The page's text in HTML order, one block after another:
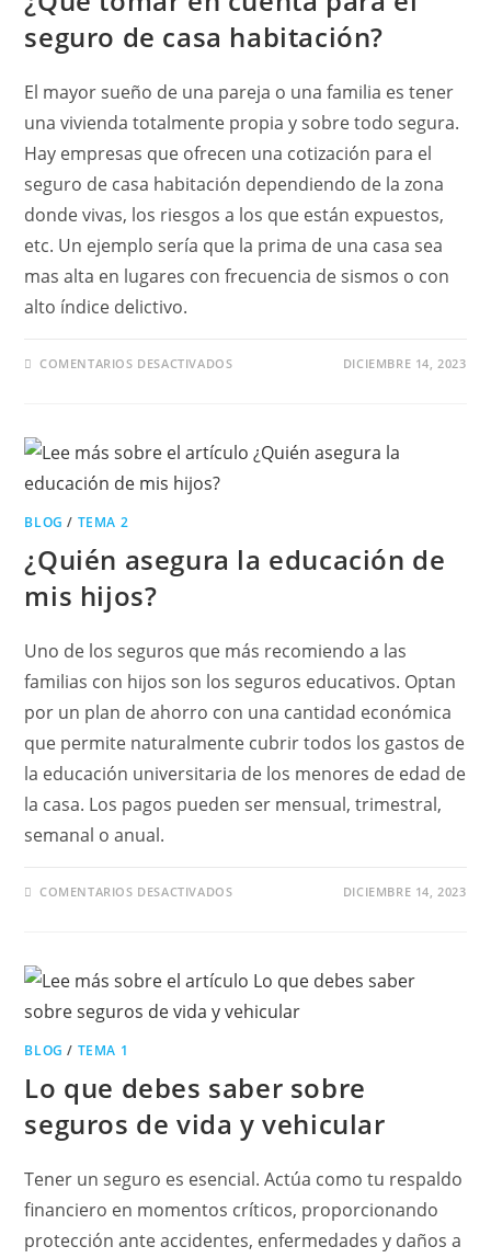
seguro de casa habitación?
El mayor sueño de una pareja o una familia es tener
una vivienda totalmente propia y sobre todo segura.
Hay empresas que ofrecen una cotización para el
seguro de casa habitación dependiendo de la zona
donde vivas, los riesgos a los que están expuestos,
etc. Un ejemplo sería que la prima de una casa sea
mas alta en lugares con frecuencia de sismos o con
alto índice delictivo.
COMENTARIOS DESACTIVADOSEN
EL
SEGURO
DICIEMBRE 14, 2023
BLOG / TEMA 2
¿Quién asegura la educación de
mis hijos?
Uno de los seguros que más recomiendo a las
familias con hijos son los seguros educativos. Optan
por un plan de ahorro con una cantidad económica
que permite naturalmente cubrir todos los gastos de
la educación universitaria de los menores de edad de
la casa. Los pagos pueden ser mensual, trimestral,
semanal o anual.
COMENTARIOS DESACTIVADOSEN
MIS
HIJOS?
DICIEMBRE 14, 2023
BLOG / TEMA 1
Lo que debes saber sobre
seguros de vida y vehicular
Tener un seguro es esencial. Actúa como tu respaldo
financiero en momentos críticos, proporcionando
protección ante accidentes, enfermedades y daños a